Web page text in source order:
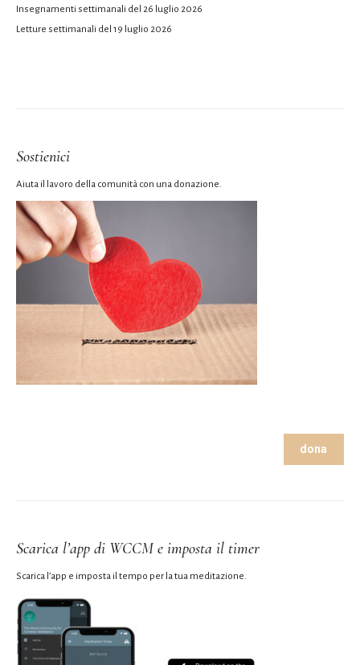
Insegnamenti settimanali del 26 luglio 2026
Letture settimanali del 19 luglio 2026
Sostienici
Aiuta il lavoro della comunità con una donazione.
dona
Scarica l’app di WCCM e imposta il timer
Scarica l’app e imposta il tempo per la tua meditazione.